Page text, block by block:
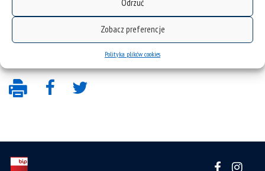
Odrzuć
Zobacz preferencje
Polityka plików cookies